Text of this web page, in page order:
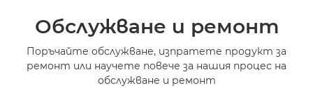
Обслужване и ремонт
Поръчайте обслужване, изпратете продукт за
ремонт или научете повече за нашия процес на
обслужване и ремонт